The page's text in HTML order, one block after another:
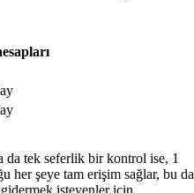
da tek seferlik bir kontrol ise, 1
her şeye tam erişim sağlar, bu da
gidermek isteyenler için